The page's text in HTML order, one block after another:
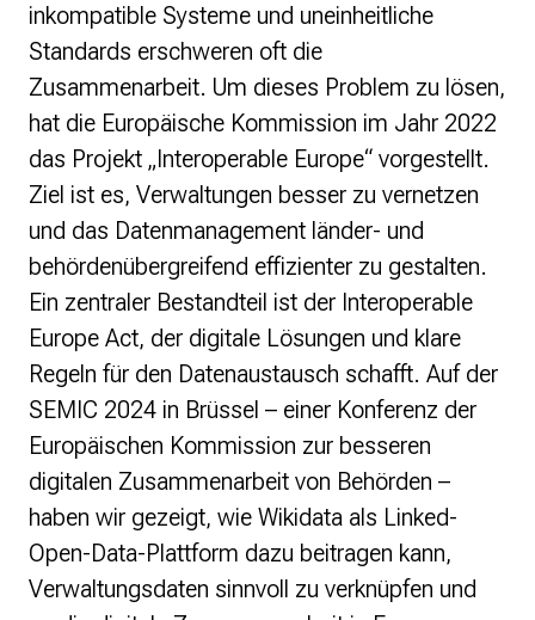
inkompatible Systeme und uneinheitliche
Standards erschweren oft die
Zusammenarbeit. Um dieses Problem zu lösen,
hat die Europäische Kommission im Jahr 2022
das Projekt „Interoperable Europe“ vorgestellt.
Ziel ist es, Verwaltungen besser zu vernetzen
und das Datenmanagement länder- und
behördenübergreifend effizienter zu gestalten.
Ein zentraler Bestandteil ist der Interoperable
Europe Act, der digitale Lösungen und klare
Regeln für den Datenaustausch schafft. Auf der
SEMIC 2024 in Brüssel – einer Konferenz der
Europäischen Kommission zur besseren
digitalen Zusammenarbeit von Behörden –
haben wir gezeigt, wie Wikidata als Linked-
Open-Data-Plattform dazu beitragen kann,
Verwaltungsdaten sinnvoll zu verknüpfen und